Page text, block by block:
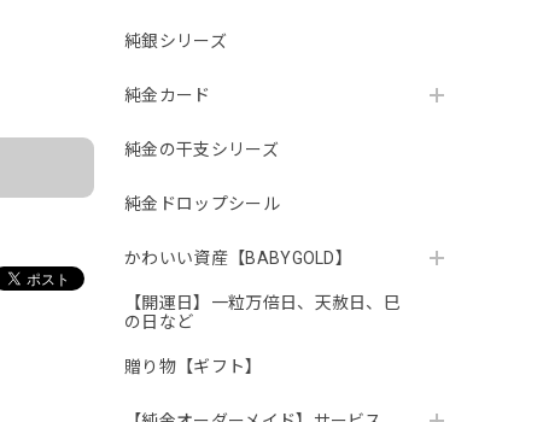
純銀シリーズ
純金カード
純金の干支シリーズ
純金ドロップシール
かわいい資産【BABYGOLD】
【開運日】一粒万倍日、天赦日、巳
の日など
贈り物【ギフト】